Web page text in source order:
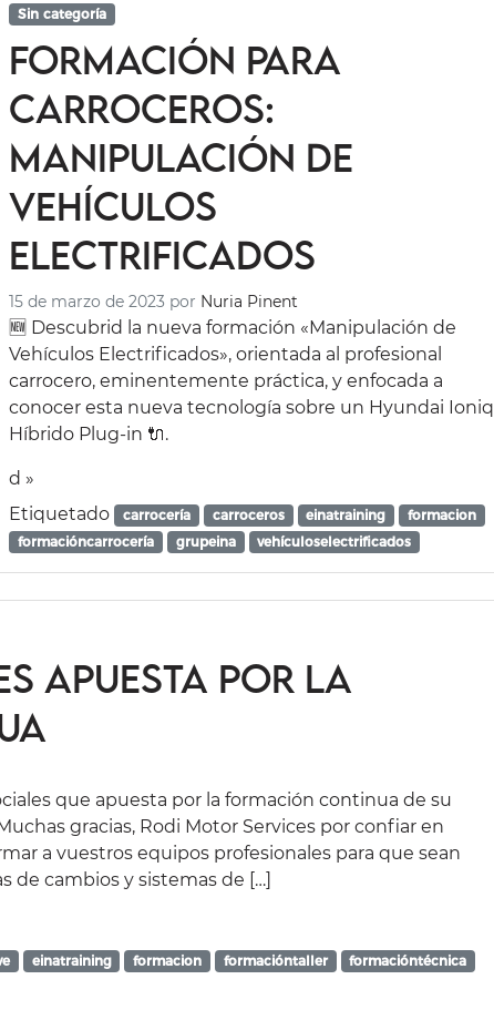
Sin categoría
Formación para
carroceros:
Manipulación de
Vehículos
Electrificados
15 de marzo de 2023 por Nuria Pinent
🆕 Descubrid la nueva formación «Manipulación de
Vehículos Electrificados», orientada al profesional
carrocero, eminentemente práctica, y enfocada a
conocer esta nueva tecnología sobre un Hyundai Ioniq
Híbrido Plug-in 🔌.
d »
Etiquetado carrocería carroceros einatraining
formacion
formacióncarrocería
grupeina vehículoselectrificados
apuesta por la
que apuesta por la formación continua de su
gracias, Rodi Motor Services por confiar en
a vuestros equipos profesionales para que sean
de cambios y sistemas de […]
einatraining formacion formacióntaller
formacióntécnica